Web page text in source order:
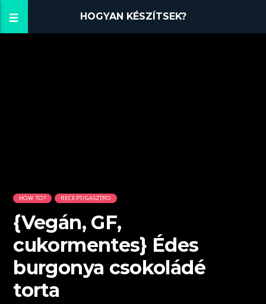
HOGYAN KÉSZÍTSEK?
HOW TO? RECEPT/GASZTRO
{Vegán, GF,
cukormentes} Édes
burgonya csokoládé
torta